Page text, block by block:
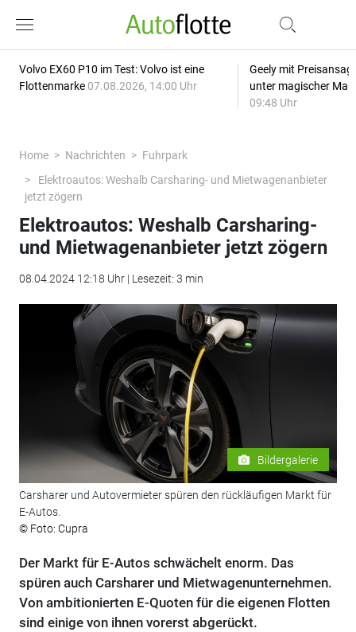
Volvo EX60 P10 im Test: Volvo ist eine
Flottenmarke 07.08.2026, 14:00 Uhr
Geely mit
unter magischer
09:48 Uhr
Home Nachrichten
Fuhrpark
Elektroautos: Weshalb Carsharing- und Mietwagenanbieter
jetzt zögern
Elektroautos: Weshalb Carsharing-
und Mietwagenanbieter jetzt zögern
08.04.2024 12:18 Uhr | Lesezeit: 3 min
Bildergalerie
Carsharer und Autovermieter spüren den rückläufigen Markt für
E-Autos.
© Foto: Cupra
Der Markt für E-Autos schwächelt enorm. Das
spüren auch Carsharer und Mietwagenunternehmen.
Von ambitionierten E-Quoten für die eigenen Flotten
sind einige von ihnen vorerst abgerückt.